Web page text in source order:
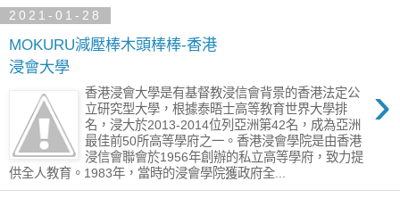
2021-01-28
MOKURU減壓棒木頭棒棒-香港
浸會大學
›
香港浸會大學是有基督教浸信會背景的香港法定公
立研究型大學，根據泰晤士高等教育世界大學排
名，浸大於2013-2014位列亞洲第42名，成為亞洲
最佳前50所高等學府之一。香港浸會學院是由香港
浸信會聯會於1956年創辦的私立高等學府，致力提
供全人教育。1983年，當時的浸會學院獲政府全...